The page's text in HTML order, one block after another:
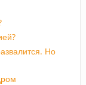
Но